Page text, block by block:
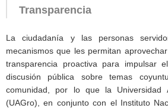
Transparencia
La ciudadanía y las personas
mecanismos que les permitan
transparencia proactiva para impulsar
discusión pública sobre temas
comunidad, por lo que la Universidad
(UAGro), en conjunto con el Instituto